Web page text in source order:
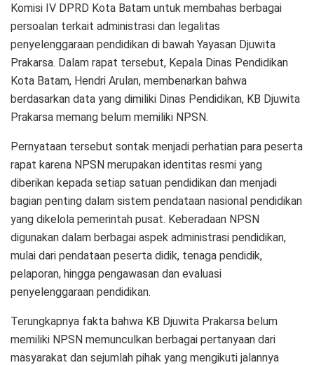
Komisi IV DPRD Kota Batam untuk membahas berbagai
persoalan terkait administrasi dan legalitas
penyelenggaraan pendidikan di bawah Yayasan Djuwita
Prakarsa. Dalam rapat tersebut, Kepala Dinas Pendidikan
Kota Batam, Hendri Arulan, membenarkan bahwa
berdasarkan data yang dimiliki Dinas Pendidikan, KB Djuwita
Prakarsa memang belum memiliki NPSN.
Pernyataan tersebut sontak menjadi perhatian para peserta
rapat karena NPSN merupakan identitas resmi yang
diberikan kepada setiap satuan pendidikan dan menjadi
bagian penting dalam sistem pendataan nasional pendidikan
yang dikelola pemerintah pusat. Keberadaan NPSN
digunakan dalam berbagai aspek administrasi pendidikan,
mulai dari pendataan peserta didik, tenaga pendidik,
pelaporan, hingga pengawasan dan evaluasi
penyelenggaraan pendidikan.
Terungkapnya fakta bahwa KB Djuwita Prakarsa belum
memiliki NPSN memunculkan berbagai pertanyaan dari
masyarakat dan sejumlah pihak yang mengikuti jalannya